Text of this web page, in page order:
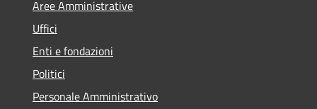
Aree Amministrative
Uffici
Enti e fondazioni
Politici
Personale Amministrativo